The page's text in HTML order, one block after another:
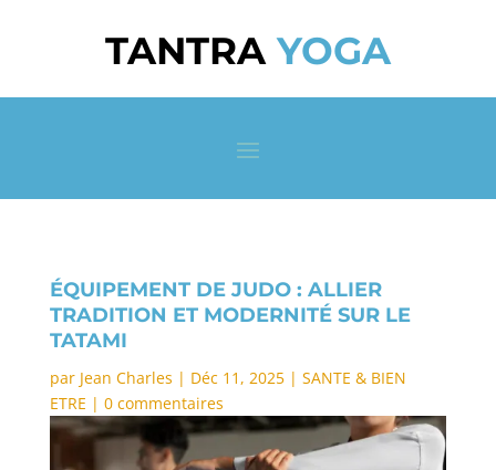
TANTRAYOGA
ÉQUIPEMENT DE JUDO : ALLIER
TRADITION ET MODERNITÉ SUR LE
TATAMI
par Jean Charles | Déc 11, 2025| SANTE & BIEN
ETRE | 0 commentaires